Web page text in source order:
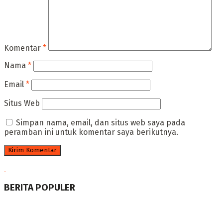
Komentar *
Nama *
Email *
Situs Web
Simpan nama, email, dan situs web saya pada
peramban ini untuk komentar saya berikutnya.
BERITA POPULER